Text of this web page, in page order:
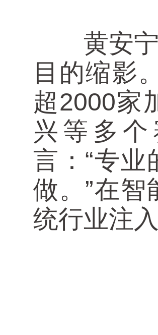
黄安宁
目的缩影
超2000家
兴等多
言：“专
做。”在
统行业注